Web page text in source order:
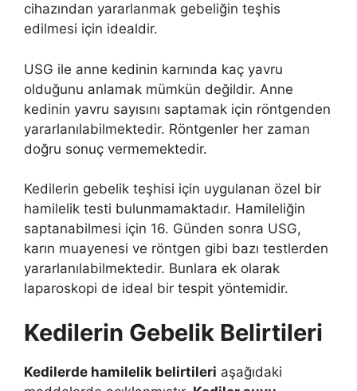
cihazından yararlanmak gebeliğin teşhis
edilmesi için idealdir.
USG ile anne kedinin karnında kaç yavru
olduğunu anlamak mümkün değildir. Anne
kedinin yavru sayısını saptamak için röntgenden
yararlanılabilmektedir. Röntgenler her zaman
doğru sonuç vermemektedir.
Kedilerin gebelik teşhisi için uygulanan özel bir
hamilelik testi bulunmamaktadır. Hamileliğin
saptanabilmesi için 16. Günden sonra USG,
karın muayenesi ve röntgen gibi bazı testlerden
yararlanılabilmektedir. Bunlara ek olarak
laparoskopi de ideal bir tespit yöntemidir.
Kedilerin Gebelik Belirtileri
Kedilerde hamilelik belirtileri aşağıdaki